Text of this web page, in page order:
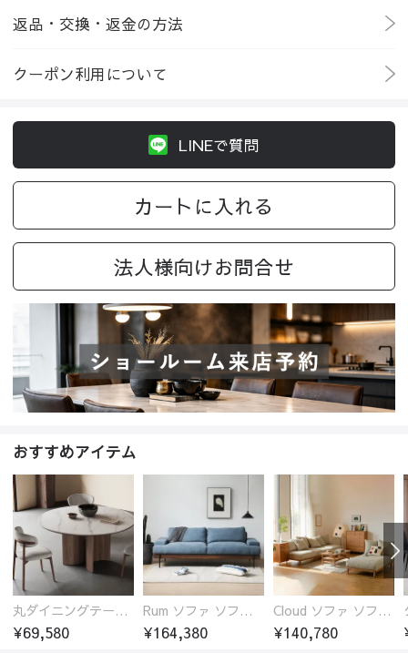
返品・交換・返金の方法
クーポン利用について
LINEで質問
カートに入れる
法人様向けお問合せ
おすすめアイテム
丸ダイニングテーブル セラミック天板 耐熱 キズに強い 丸型 北欧 無垢材 円卓 円型
¥69,580
Rum ソファ ソファー おしゃれ 1人掛け～4人掛け ウォールナットorオーク材フレーム 西海岸風 肘掛
¥164,380
Cloud ソファ ソファーおしゃれ 1人掛け～3人掛け チェリー材フレーム 木製 北欧 おしゃれ 5カラー 自由レイアウト
¥140,780